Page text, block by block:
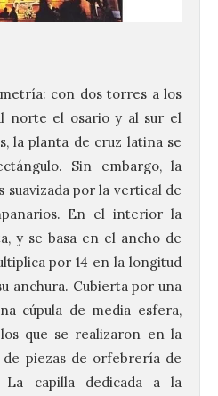
con dos torres a los
norte el osario y al sur el
la planta de cruz latina se
Sin embargo, la
suavizada por la vertical de
En el interior la
y se basa en el ancho de
por 14 en la longitud
anchura. Cubierta por una
cúpula de media esfera,
que se realizaron en la
de piezas de orfebrería de
La capilla dedicada a la